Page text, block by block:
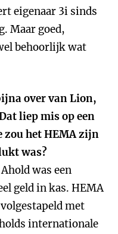
eigenaar 3i sinds
Maar goed,
behoorlijk wat
over van Lion,
liep mis op een
zou het HEMA zijn
was?
was een
geld in kas. HEMA
met
internationale